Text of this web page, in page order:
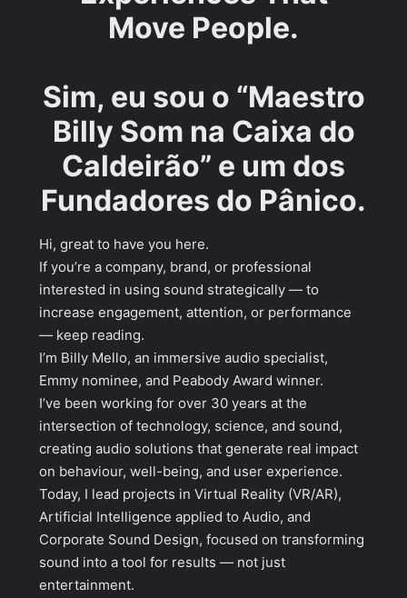
Move People.
Sim, eu sou o “Maestro
Billy Som na Caixa do
Caldeirão” e um dos
Fundadores do Pânico.
Hi, great to have you here.
If you’re a company, brand, or professional
interested in using sound strategically — to
increase engagement, attention, or performance
— keep reading.
I’m Billy Mello, an immersive audio specialist,
Emmy nominee, and Peabody Award winner.
I’ve been working for over 30 years at the
intersection of technology, science, and sound,
creating audio solutions that generate real impact
on behaviour, well-being, and user experience.
Today, I lead projects in Virtual Reality (VR/AR),
Artificial Intelligence applied to Audio, and
Corporate Sound Design, focused on transforming
sound into a tool for results — not just
entertainment.